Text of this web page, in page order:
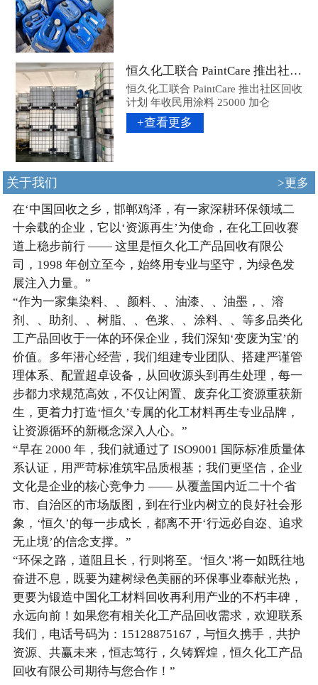
恒久化工联合 PaintCare 推出社区回收计划 年收民用涂料 25000 加仑
恒久化工联合 PaintCare 推出社区回收
计划 年收民用涂料 25000 加仑
+查看更多
关于我们
>更多
在‘中国回收之乡，邯郸鸡泽，有一家深耕环保领域二
十余载的企业，它以‘资源再生’为使命，在化工回收赛
道上稳步前行 —— 这里是恒久化工产品回收有限公
司，1998 年创立至今，始终用专业与坚守，为绿色发
展注入力量。”
“作为一家集染料、、颜料、、油漆、、油墨，、溶
剂、、助剂、、树脂、、色浆、、涂料、、等多品类化
工产品回收于一体的环保企业，我们深知‘变废为宝’的
价值。多年潜心经营，我们组建专业团队、搭建严谨管
理体系、配置超卓设备，从回收源头到再生处理，每一
步都力求规范高效，不仅让闲置、废弃化工资源重获新
生，更着力打造‘恒久’专属的化工材料再生专业品牌，
让资源循环的新概念深入人心。”
“早在 2000 年，我们就通过了 ISO9001 国际标准质量体
系认证，用严苛标准筑牢品质根基；我们更坚信，企业
文化是企业的核心竞争力 —— 从覆盖国内近二十个省
市、自治区的市场版图，到在行业内树立的良好社会形
象，‘恒久’的每一步成长，都离不开‘行远必自迩、追求
无止境’的信念支撑。”
“环保之路，道阻且长，行则将至。‘恒久’将一如既往地
奋进不息，既要为建树绿色美丽的环保事业奉献光热，
更要为锻造中国化工材料回收再利用产业的不朽丰碑，
永远向前！如果您有相关化工产品回收需求，欢迎联系
我们，电话号码为：15128875167，与恒久携手，共护
资源、共赢未来，恒志笃行，久铸辉煌，恒久化工产品
回收有限公司期待与您合作！”